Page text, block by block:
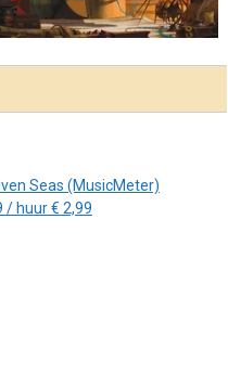
Seas (MusicMeter)
/ huur € 2,99